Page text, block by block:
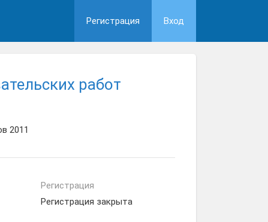
Регистрация Вход
работ
2011
Регистрация
Регистрация закрыта